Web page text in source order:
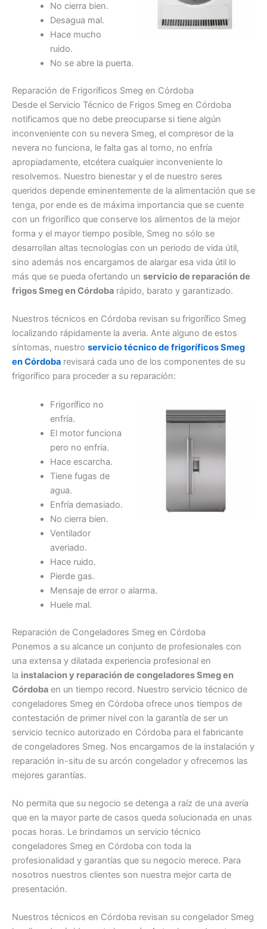
No cierra bien.
Desagua mal.
Hace mucho
ruido.
No se abre la puerta.
Reparación de Frigoríficos Smeg en Córdoba
Desde el Servicio Técnico de Frigos Smeg en Córdoba
notificamos que no debe preocuparse si tiene algún
inconveniente con su nevera Smeg, el compresor de la
nevera no funciona, le falta gas al torno, no enfría
apropiadamente, etcétera cualquier inconveniente lo
resolvemos. Nuestro bienestar y el de nuestro seres
queridos depende eminentemente de la alimentación que se
tenga, por ende es de máxima importancia que se cuente
con un frigorífico que conserve los alimentos de la mejor
forma y el mayor tiempo posible, Smeg no sólo se
desarrollan altas tecnologías con un periodo de vida útil,
sino además nos encargamos de alargar esa vida útil lo
más que se pueda ofertando un servicio de reparación de
frigos Smeg en Córdoba rápido, barato y garantizado.
Nuestros técnicos en Córdoba revisan su frigorífico Smeg
localizando rápidamente la averia. Ante alguno de estos
síntomas, nuestro servicio técnico de frigoríficos Smeg
en Córdoba revisará cada uno de los componentes de su
frigorífico para proceder a su reparación:
Frigorífico no
enfría.
El motor funciona
pero no enfría.
Hace escarcha.
Tiene fugas de
agua.
Enfría demasiado.
No cierra bien.
Ventilador
averiado.
Hace ruido.
Pierde gas.
Mensaje de error o alarma.
Huele mal.
Reparación de Congeladores Smeg en Córdoba
Ponemos a su alcance un conjunto de profesionales con
una extensa y dilatada experiencia profesional en
la instalacion y reparación de congeladores Smeg en
Córdoba en un tiempo record. Nuestro servicio técnico de
congeladores Smeg en Córdoba ofrece unos tiempos de
contestación de primer nivel con la garantía de ser un
servicio tecnico autorizado en Córdoba para el fabricante
de congeladores Smeg. Nos encargamos de la instalación y
reparación in-situ de su arcón congelador y ofrecemos las
mejores garantías.
No permita que su negocio se detenga a raíz de una avería
que en la mayor parte de casos queda solucionada en unas
pocas horas. Le brindamos un servicio técnico
congeladores Smeg en Córdoba con toda la
profesionalidad y garantías que su negocio merece. Para
nosotros nuestros clientes son nuestra mejor carta de
presentación.
Nuestros técnicos en Córdoba revisan su congelador Smeg